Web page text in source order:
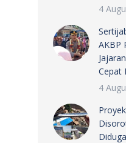
4
AKBP
Cepat
4